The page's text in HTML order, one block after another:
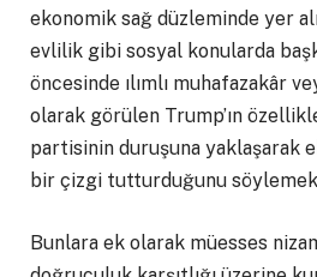
ekonomik sağ düzleminde yer
evlilik gibi sosyal konularda
öncesinde ılımlı muhafazakâr
olarak görülen Trump’ın
partisinin duruşuna yaklaşarak
bir çizgi tutturduğunu söylemek
Bunlara ek olarak müesses